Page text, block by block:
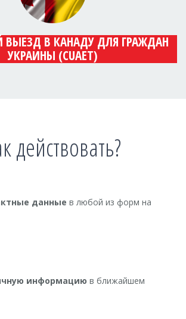
ВЫЕЗД В КАНАДУ ДЛЯ ГРАЖДАН
УКРАИНЫ (CUAET)
действовать?
данные в любой из форм на
информацию в ближайшем